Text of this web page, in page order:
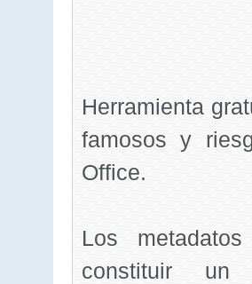
Herramienta
famosos y
Office.
Los
constituir